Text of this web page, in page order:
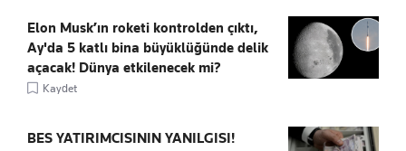
Elon Musk’ın roketi kontrolden çıktı,
Ay'da 5 katlı bina büyüklüğünde delik
açacak! Dünya etkilenecek mi?
Kaydet
BES YATIRIMCISININ YANILGISI!